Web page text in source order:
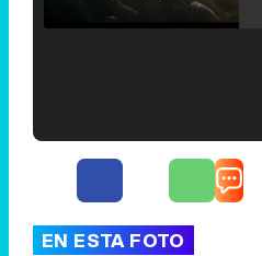
Unmute
EN ESTA FOTO